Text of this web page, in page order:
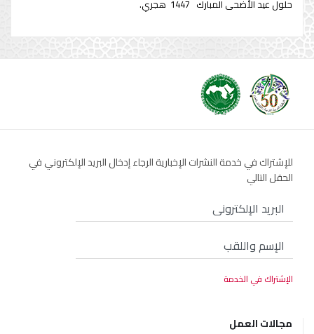
حلول عيد الأضحى المبارك 1447 هجري.
للإشتراك في خدمة النشرات الإخبارية الرجاء إدخال البريد الإلكتروني في
الحقل التالي
مجالات العمل